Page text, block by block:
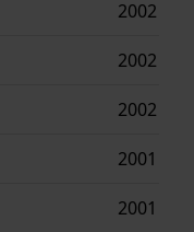
2002
2002
2002
2001
2001